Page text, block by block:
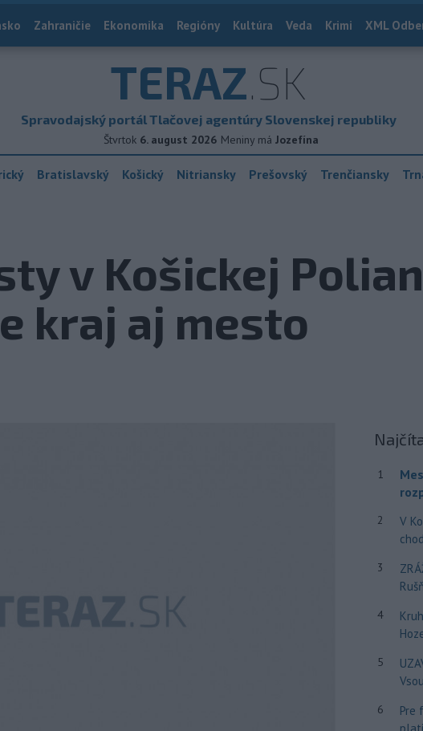
Zahraničie Ekonomika Regióny Kultúra Veda Krimi XML
TERAZ.SK
Spravodajský portál Tlačovej agentúry Slovenskej republiky
Štvrtok 6. august 2026 Meniny má Jozefína
Bratislavský Košický Nitriansky Prešovský Trenčiansky
v Košickej
kraj aj mesto
1
2
V
3
4
5
6
Pre